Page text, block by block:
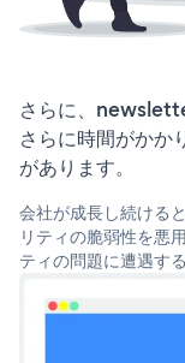
さらに、
さらに時間がかか
があります。
会社が成長し続ける
リティの脆弱性を悪
ティの問題に遭遇す